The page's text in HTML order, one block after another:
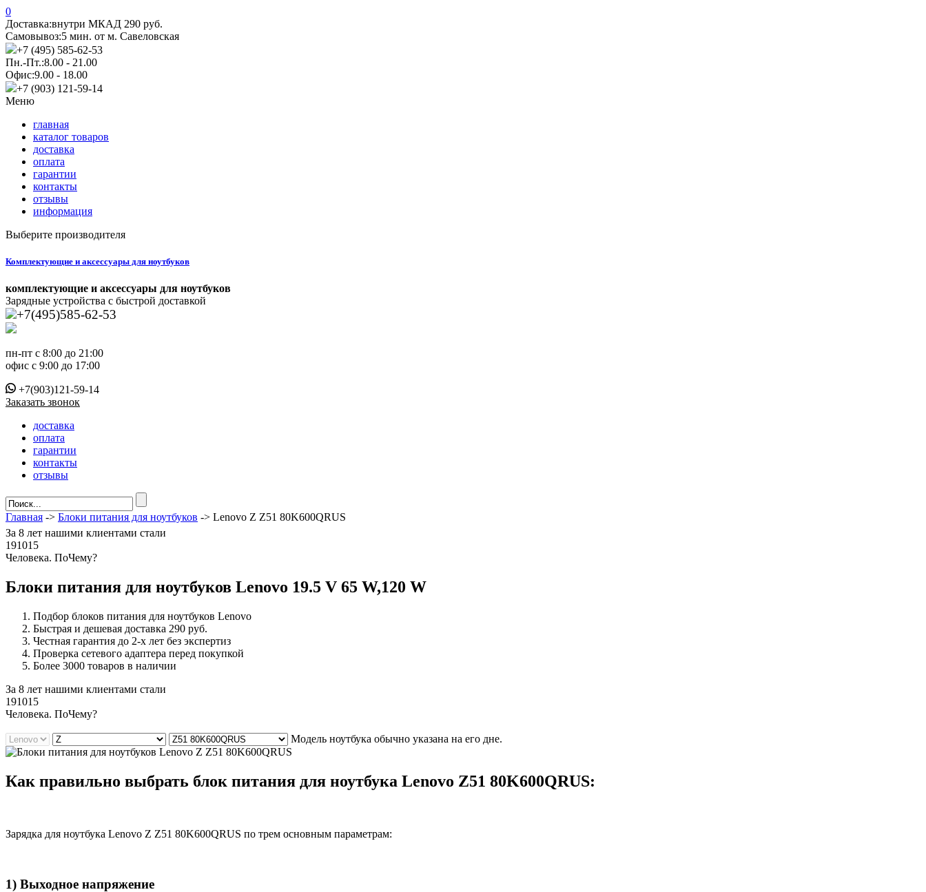
0
Доставка:внутри МКАД 290 руб.
Самовывоз:5 мин. от м. Савеловская
+7 (495) 585-62-53
Пн.-Пт.:8.00 - 21.00
Офис:9.00 - 18.00
+7 (903) 121-59-14
Меню
главная
каталог товаров
доставка
оплата
гарантии
контакты
отзывы
информация
Выберите производителя
Комплектующие и аксессуары для ноутбуков
комплектующие и аксессуары для ноутбуков
Зарядные устройства с быстрой доставкой
+7(495)585-62-53
пн-пт с 8:00 до 21:00
офис с 9:00 до 17:00
+7(903)121-59-14
Заказать звонок
доставка
оплата
гарантии
контакты
отзывы
Главная -> Блоки питания для ноутбуков -> Lenovo Z Z51 80K600QRUS
За 8 лет нашими клиентами стали
191015
Человека. ПоЧему?
Блоки питания для ноутбуков Lenovo 19.5 V 65 W,120 W
Подбор блоков питания для ноутбуков Lenovo
Быстрая и дешевая доставка 290 руб.
Честная гарантия до 2-х лет без экспертиз
Проверка сетевого адаптера перед покупкой
Более 3000 товаров в наличии
За 8 лет нашими клиентами стали
191015
Человека. ПоЧему?
Модель ноутбука обычно указана на его дне.
Как правильно выбрать блок питания для ноутбука Lenovo Z51 80K600QRUS:
Зарядка для ноутбука Lenovo Z Z51 80K600QRUS по трем основным параметрам:
1) Выходное напряжение